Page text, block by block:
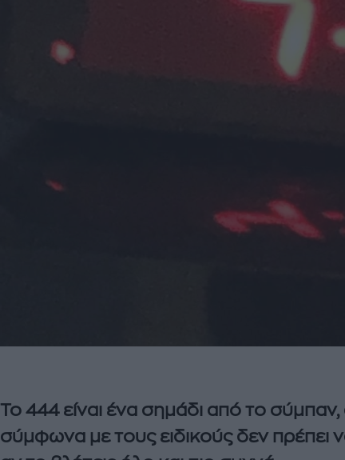
Το 444 είναι ένα σημάδι από το
σύμφωνα με τους ειδικούς δεν πρέπει